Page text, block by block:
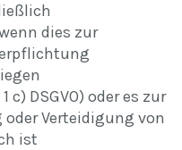
dies zur
c) DSGVO) oder es zur
Verteidigung von
ist